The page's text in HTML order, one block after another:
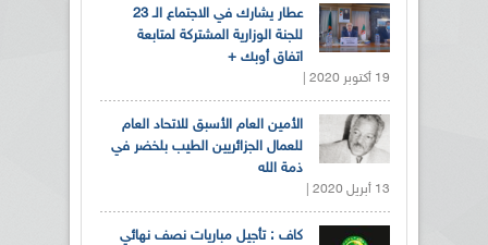
عطار يشارك في الاجتماع الـ 23
للجنة الوزارية المشتركة لمتابعة
اتفاق أوبك +
19 أكتوبر 2020 |
الأمين العام الأسبق للاتحاد العام
للعمال الجزائريين الطيب بلخضر في
ذمة الله
13 أبريل 2020 |
كاف : تأجيل مباريات نصف نهائي